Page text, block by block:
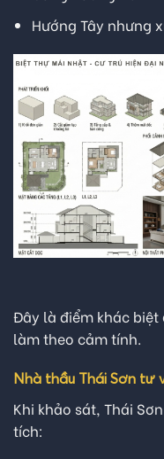
Hướng Tây nhưng
Đây là điểm khác
làm theo cảm tính.
Nhà thầu Thái Sơn tư
Khi khảo sát, Thái
tích: